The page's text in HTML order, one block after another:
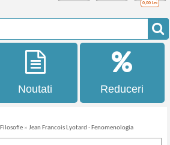
0,00 Lei
Noutati Reduceri
Filosofie »Jean Francois Lyotard - Fenomenologia